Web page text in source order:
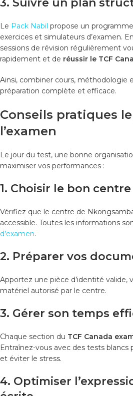
Le Pack Nabil propose un
exercices et simulateurs d’examen.
sessions de révision régulièrement
rapidement et de réussir le TCF
Ainsi, combiner cours, méthodologie
préparation complète et efficace.
Conseils pratiques
l’examen
Le jour du test, une bonne
maximiser vos performances :
1. Choisir le bon centre
Vérifiez que le centre de
accessible. Toutes les informations
d’examen.
2. Préparer vos
Apportez une pièce d’identité valide,
matériel autorisé par le centre.
3. Gérer son temps
Chaque section du TCF Canada
Entraînez-vous avec des tests
et éviter le stress.
4. Optimiser